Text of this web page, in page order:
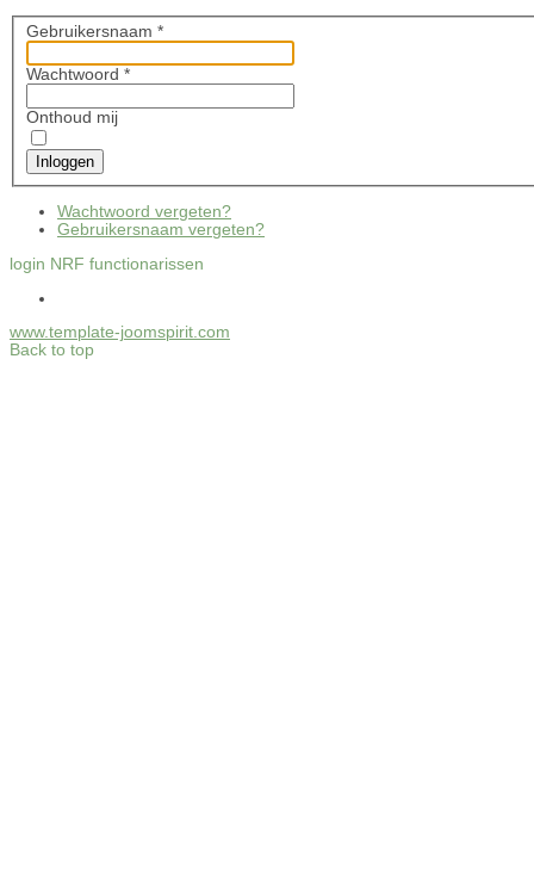
Gebruikersnaam *
Wachtwoord *
Onthoud mij
Inloggen
Wachtwoord vergeten?
Gebruikersnaam vergeten?
login NRF functionarissen
www.template-joomspirit.com
Back to top